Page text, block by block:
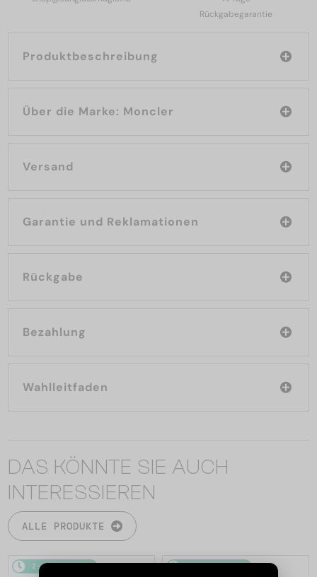
Rückgabegarantie
Produktbeschreibung
Über die Marke: Moncler
Versand
Garantie und Reklamationen
Rückgabe
Bezahlung
Wahlleitfaden
DAS KÖNNTE SIE AUCH
INTERESSIEREN
ALLE PRODUKTE
2-4 WERKTAGE 2-4 WERKTAGE